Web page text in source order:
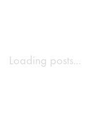
Loading posts...